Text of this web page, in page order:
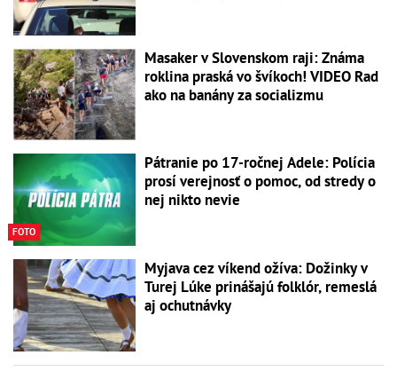
Masaker v Slovenskom raji: Známa
roklina praská vo švíkoch! VIDEO Rad
ako na banány za socializmu
FOTO
Pátranie po 17-ročnej Adele: Polícia
prosí verejnosť o pomoc, od stredy o
nej nikto nevie
Myjava cez víkend ožíva: Dožinky v
Turej Lúke prinášajú folklór, remeslá
aj ochutnávky